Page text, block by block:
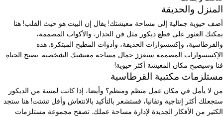
المنزل والحديقة
أضف حيوية جمالية إلى مساحة معيشتك! يقال إن البيت هو حيث القلب! هنا
يمكنك العثور على قطع ديكور مثل فن الجدار، والأكواب المصممة،
والقرطاسية، وإكسسوارات الحديقة، وأدوات المطبخ المبتكرة. هذه
الإكسسوارات المصممة ستعزز جمال مساحة معيشتك الشخصية. تصبح الحياة
فنا وسيصبح مكان المعيشة أكثر حيوية!
مستلزمات مكتبية القرطاسية
من لا يأمل في مكان عمل منظم ومنظم؟ وأيضا، إذا كانت لمسة من الديكور
ستجعلك أكثر إنتاجية وتفانيا، فستشعر بالتأكيد بالانتعاش وأقل تشتت! هنا ستجد
الكثير من الأفكار الجديدة لإدارة مساحة عملك. تصفح مجموعة مستلزمات